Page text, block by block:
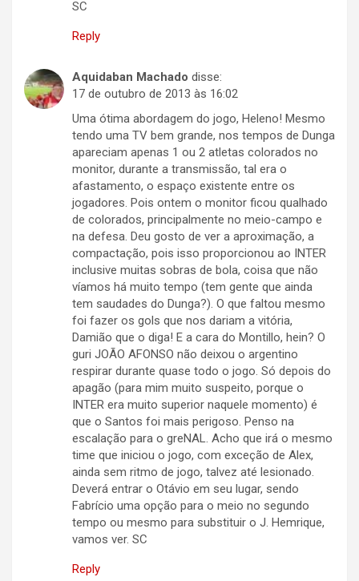
SC
Reply
Aquidaban Machado disse:
17 de outubro de 2013 às 16:02
Uma ótima abordagem do jogo, Heleno! Mesmo
tendo uma TV bem grande, nos tempos de Dunga
apareciam apenas 1 ou 2 atletas colorados no
monitor, durante a transmissão, tal era o
afastamento, o espaço existente entre os
jogadores. Pois ontem o monitor ficou qualhado
de colorados, principalmente no meio-campo e
na defesa. Deu gosto de ver a aproximação, a
compactação, pois isso proporcionou ao INTER
inclusive muitas sobras de bola, coisa que não
víamos há muito tempo (tem gente que ainda
tem saudades do Dunga?). O que faltou mesmo
foi fazer os gols que nos dariam a vitória,
Damião que o diga! E a cara do Montillo, hein? O
guri JOÃO AFONSO não deixou o argentino
respirar durante quase todo o jogo. Só depois do
apagão (para mim muito suspeito, porque o
INTER era muito superior naquele momento) é
que o Santos foi mais perigoso. Penso na
escalação para o greNAL. Acho que irá o mesmo
time que iniciou o jogo, com exceção de Alex,
ainda sem ritmo de jogo, talvez até lesionado.
Deverá entrar o Otávio em seu lugar, sendo
Fabrício uma opção para o meio no segundo
tempo ou mesmo para substituir o J. Hemrique,
vamos ver. SC
Reply